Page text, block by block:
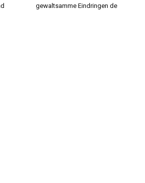
gewaltsamme Eindringen de